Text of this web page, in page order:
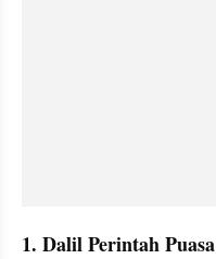
1. Dalil Perintah Puasa